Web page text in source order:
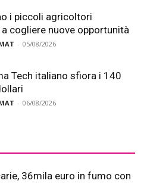
i piccoli agricoltori
cogliere nuove opportunità
- 05/08/2026
Tech italiano sfiora i 140
- 06/08/2026
36mila euro in fumo con